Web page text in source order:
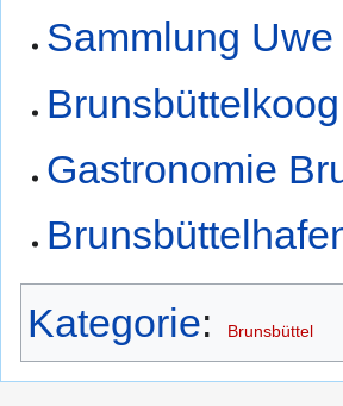
Sammlung
Brunsbüttelkoog
Gastronomie
Kategorie: Brunsbüttel